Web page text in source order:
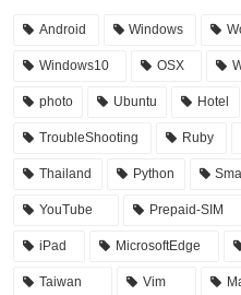
Android Windows
Windows10 OSX
photo Ubuntu Hotel
TroubleShooting Ruby
Thailand Python
YouTube Prepaid-SIM
iPad MicrosoftEdge
Taiwan Vim